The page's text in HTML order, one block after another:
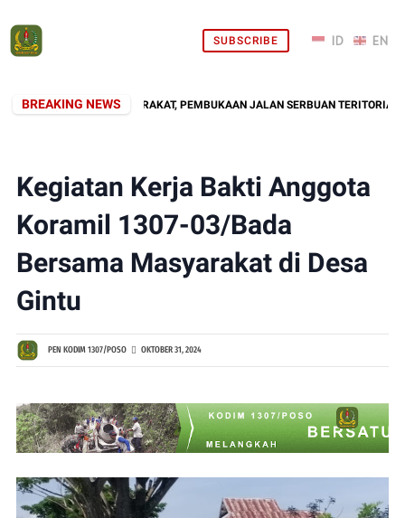
SUBSCRIBE
BREAKING NEWS
DI TENGAH MASYARAKAT, PEMBUKAAN JALAN SERBUAN TERITORIAL
Kegiatan Kerja Bakti Anggota
Koramil 1307-03/Bada
Bersama Masyarakat di Desa
Gintu
PEN KODIM 1307/POSO OKTOBER 31, 2024